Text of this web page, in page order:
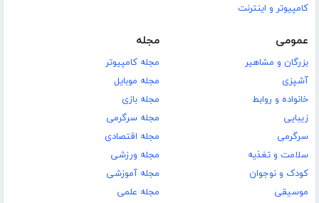
کامپیوتر و اینترنت
عمومی
بزرگان و مشاهیر
آشپزی
خانواده و روابط
زیبایی
سرگرمی
سلامت و تغذیه
کودک و نوجوان
موسیقی
مجله
مجله کامپیوتر
مجله موبایل
مجله بازی
مجله سرگرمی
مجله اقتصادی
مجله ورزشی
مجله آموزشی
مجله علمی